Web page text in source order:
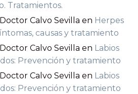
Tratamientos.
Calvo Sevilla en Herpes
causas y tratamiento
Calvo Sevilla en Labios
Prevención y tratamiento
Calvo Sevilla en Labios
Prevención y tratamiento